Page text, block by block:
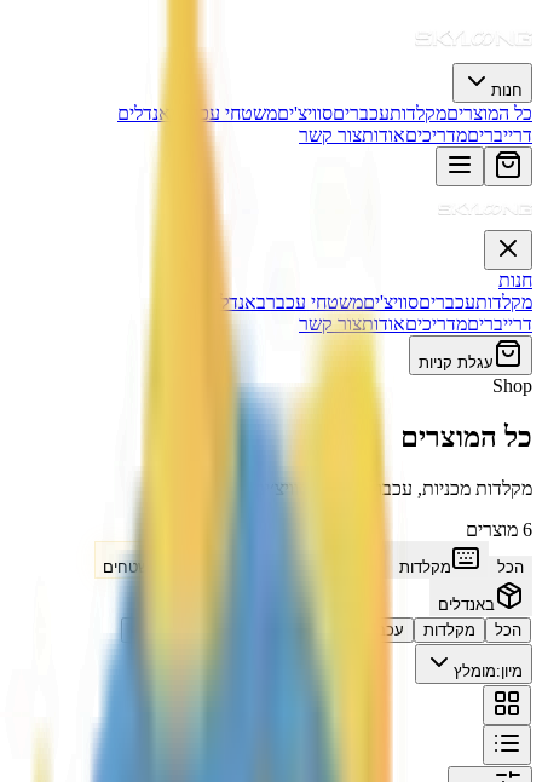
חנות
כל המוצריםמקלדותעכבריםסוויצ'יםמשטחי עכבר
באנדלים
דרייבריםמדריכיםאודותצור קשר
חנות
מקלדותעכבריםסוויצ'יםמשטחי עכברבאנדלים
דרייבריםמדריכיםאודותצור קשר
עגלת קניות
Shop
כל המוצרים
מקלדות מכניות, עכברי גיימינג, סוויצ׳ים ומשטחים
6 מוצרים
הכל מקלדות משטחים
באנדלים
הכל
מקלדות עכברים
מיון:מומלץ